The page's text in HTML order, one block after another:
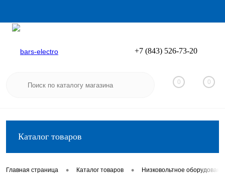
Вход
+7 (843) 526-73-20
0 0
Каталог товаров
Главная страница • Каталог товаров • Низковольтное